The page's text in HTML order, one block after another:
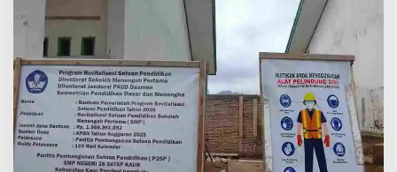
a
a
t
P
r
o
g
r
a